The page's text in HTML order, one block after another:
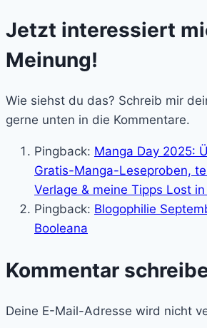
Jetzt interessiert
Meinung!
Wie siehst du das? Schreib mir
gerne unten in die Kommentare.
Pingback: Manga Day 2025:
Gratis-Manga-Leseproben,
Verlage & meine Tipps Lost
Pingback: Blogophilie
Booleana
Kommentar
Deine E-Mail-Adresse wird nicht